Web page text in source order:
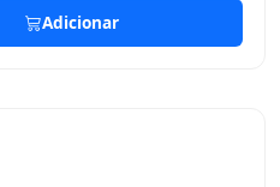
Adicionar